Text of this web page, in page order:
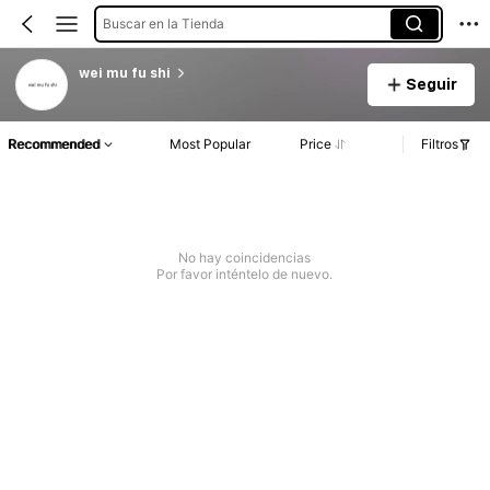
Buscar en la Tienda
wei mu fu shi
Seguir
Recommended Most Popular Price Filtros
No hay coincidencias
Por favor inténtelo de nuevo.